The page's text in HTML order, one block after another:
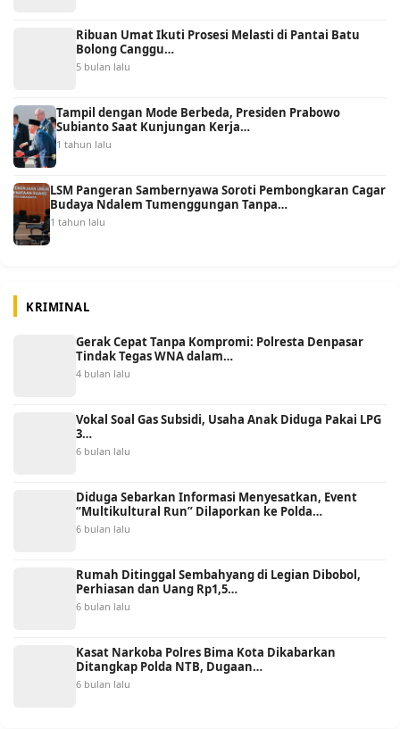
Ribuan Umat Ikuti Prosesi Melasti di Pantai Batu
Bolong Canggu…
5 bulan lalu
Tampil dengan Mode Berbeda, Presiden Prabowo
Subianto Saat Kunjungan Kerja…
1 tahun lalu
LSM Pangeran Sambernyawa Soroti Pembongkaran Cagar
Budaya Ndalem Tumenggungan Tanpa…
1 tahun lalu
KRIMINAL
Gerak Cepat Tanpa Kompromi: Polresta Denpasar
Tindak Tegas WNA dalam…
4 bulan lalu
Vokal Soal Gas Subsidi, Usaha Anak Diduga Pakai LPG
3…
6 bulan lalu
Diduga Sebarkan Informasi Menyesatkan, Event
“Multikultural Run” Dilaporkan ke Polda…
6 bulan lalu
Rumah Ditinggal Sembahyang di Legian Dibobol,
Perhiasan dan Uang Rp1,5…
6 bulan lalu
Kasat Narkoba Polres Bima Kota Dikabarkan
Ditangkap Polda NTB, Dugaan…
6 bulan lalu